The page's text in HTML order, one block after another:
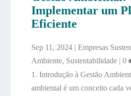
Implementar um
Eficiente
Sep 11, 2024| Empresas
Ambiente, Sustentabilidade| 0
1. Introdução à Gestão
ambiental é um conceito cada